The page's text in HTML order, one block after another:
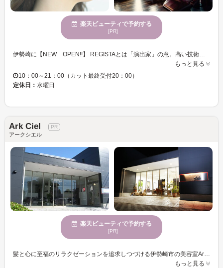
楽天ビューティで予約する
[PR]
伊勢崎に【NEW OPEN!!】 REGISTAとは「演出家」の意。高い技術・サービスはもちろんのこと、お客様お1人お1人との時間を大切にさしてくれます。 発色・モチの良いカラーを始め、毎日の手入れのしやすさを考えたパーマは、お客様に「似合う」を提供したいというREGISTAの想いから。ゆったり過ごせる店内で、素敵なスタイルを手に入れませんか？ 「自分にどんな髪型が合うんだろう・・・？」「自分のなりたいスタイルが見当たらない」と言う方もREGISTAにお任せあれ！経験豊富なスタッフが、どんなご要望にも答えてくれるので、気軽に相談できます♪ クイックスパは頭皮のクレンジングをメインにベーシックスパは頭皮のクレンジングとくすみを除去して若々しく♪リッチスパはベーシックリラクゼーションマッサージをプラスしていきます。 癒しの空間でぜひお試し下さい…。
もっと見る
10：00～21：00（カット最終受付20：00）
定休日： 水曜日
Ark Ciel
アークシエル
楽天ビューティで予約する
[PR]
髪と心に至福のリラクゼーションを追求しつづける伊勢崎市の美容室Ark Ciel。 シリコンフリーのシャンプー剤や天然成分の薬剤を取り扱っており、シャンプーシートは、リラックスできる快適フルフラットシート。東京とニューヨークにサロンを構える「ＭＩＮＧＬＥ」と業務提携し、より良い技術をリーズナブルな価格で提供してくれます。
もっと見る